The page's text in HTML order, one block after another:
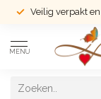
Veilig verpakt
MENU